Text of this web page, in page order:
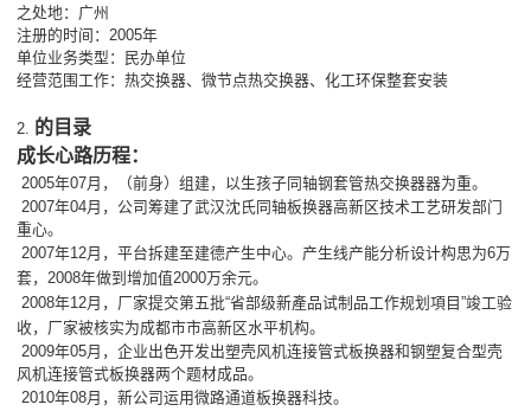
之处地：广州
注册的时间：2005年
单位业务类型：民办单位
经营范围工作：热交换器、微节点热交换器、化工环保整套安装
2. 的目录
成长心路历程：
2005年07月，
（前身）组建，以生孩子同轴钢套管热交换器器为重。
2007年04月，公司筹建了武汉沈氏同轴板换器高新区技术工艺研发部门
重心。
2007年1 2月，平台拆建至建德产生中心。产生线产能分析设计构思为6万
套，2008年做到增加值2000万余元。
2008年12月，厂家提交第五批“省部级新產品试制品工作规划項目”竣工验
收，厂家被核实为成都市市高新区水平机构。
2009年05月，企业出色开发出塑壳风机连接管式板换器和钢塑复合型壳
风机连接管式板换器两个题材成品。
2010年08月，新公司运用微路通道板换器科技。